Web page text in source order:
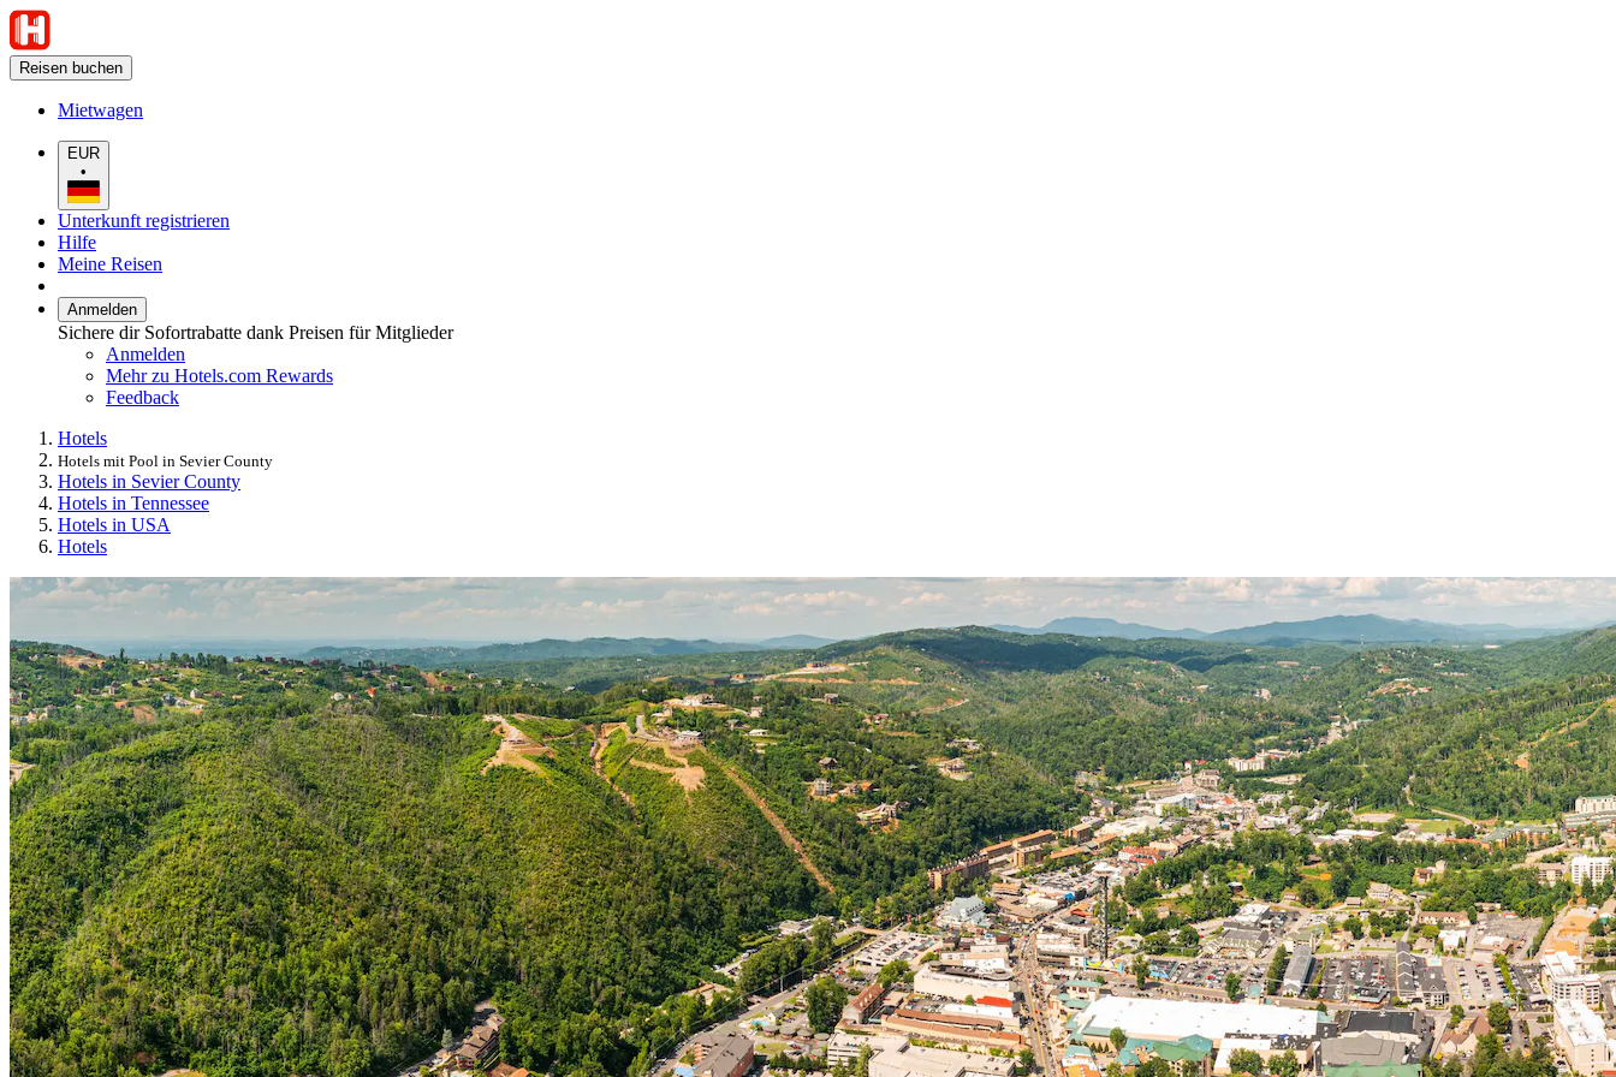
Reisen buchen
Mietwagen
EUR
•
Unterkunft registrieren
Hilfe
Meine Reisen
Anmelden
Sichere dir Sofortrabatte dank Preisen für Mitglieder
Anmelden
Mehr zu Hotels.com Rewards
Feedback
Hotels
Hotels mit Pool in Sevier County
Hotels in Sevier County
Hotels in Tennessee
Hotels in USA
Hotels